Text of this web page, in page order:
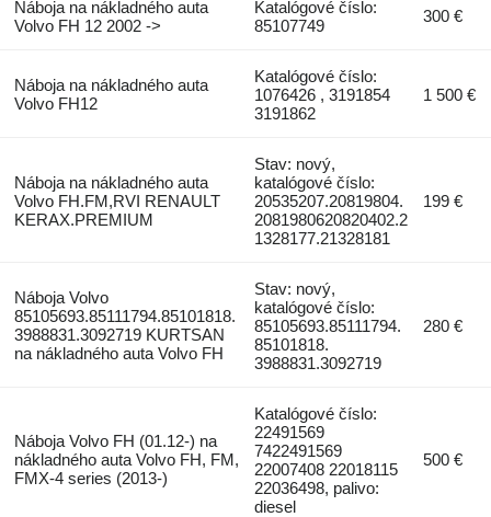
Náboja na nákladného auta
Volvo FH 12 2002 ->
Katalógové číslo:
85107749
300 €
Náboja na nákladného auta
Volvo FH12
Katalógové číslo:
1076426 , 3191854
3191862
1 500 €
Náboja na nákladného auta
Volvo FH.FM,RVI RENAULT
KERAX.PREMIUM
Stav: nový,
katalógové číslo:
20535207.20819804.
2081980620820402.2
1328177.21328181
199 €
Náboja Volvo
85105693.85111794.85101818.
3988831.3092719 KURTSAN
na nákladného auta Volvo FH
Stav: nový,
katalógové číslo:
85105693.85111794.
85101818.
3988831.3092719
280 €
Náboja Volvo FH (01.12-) na
nákladného auta Volvo FH, FM,
FMX-4 series (2013-)
Katalógové číslo:
22491569
7422491569
22007408 22018115
22036498, palivo:
diesel
500 €